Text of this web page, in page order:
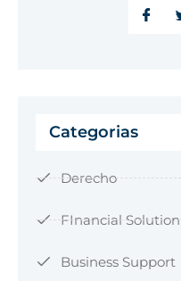
Categorias
Derecho
FInancial Solution
Business Support